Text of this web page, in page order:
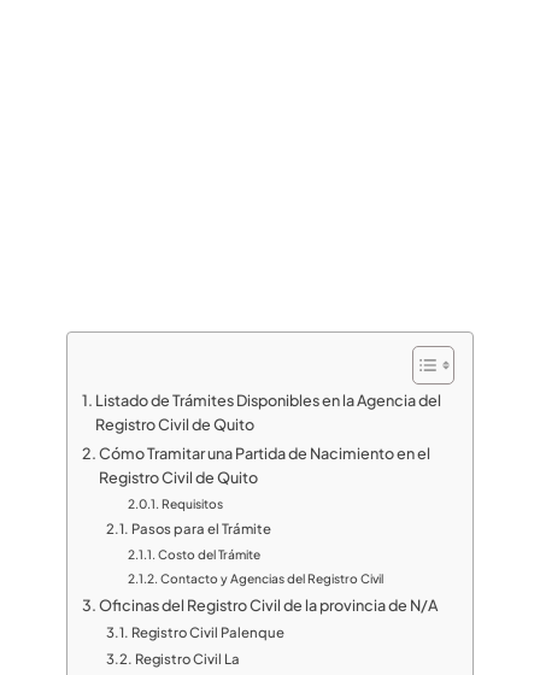
Listado de Trámites Disponibles en la Agencia del
Registro Civil de Quito
Cómo Tramitar una Partida de Nacimiento en el
Registro Civil de Quito
Requisitos
Pasos para el Trámite
Costo del Trámite
Contacto y Agencias del Registro Civil
Oficinas del Registro Civil de la provincia de N/A
Registro Civil Palenque
Registro Civil La